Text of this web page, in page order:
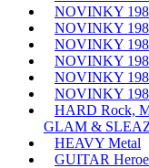
NOVINKY
NOVINKY
NOVINKY
NOVINKY
NOVINKY
NOVINKY
HARD Rock,
GLAM &
HEAVY Metal
GUITAR